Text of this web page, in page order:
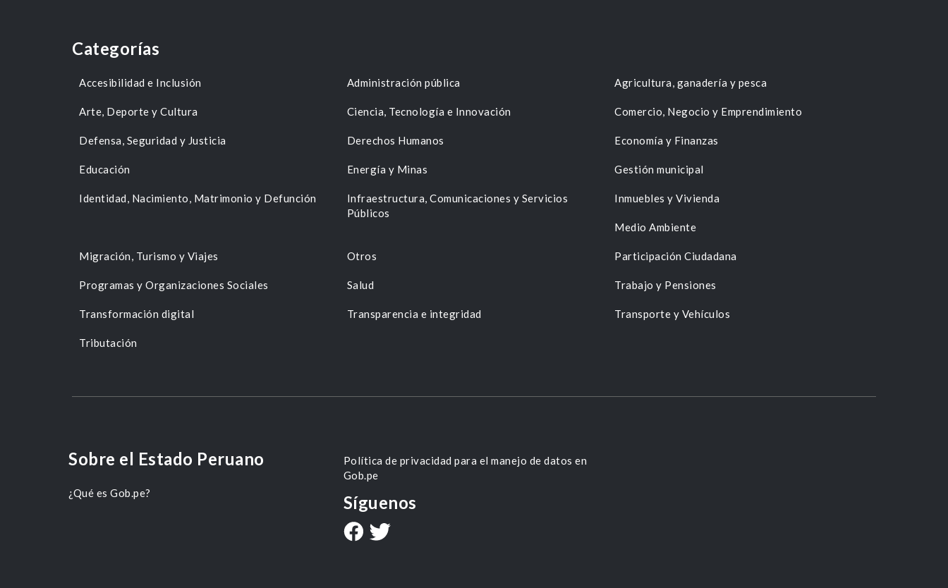
Categorías
Accesibilidad e Inclusión Administración pública Agricultura, ganadería y pesca
Arte, Deporte y Cultura Ciencia, Tecnología e Innovación Comercio, Negocio y Emprendimiento
Defensa, Seguridad y Justicia Derechos Humanos Economía y Finanzas
Educación Energía y Minas Gestión municipal
Identidad, Nacimiento, Matrimonio y Defunción
Infraestructura, Comunicaciones y Servicios
Públicos
Inmuebles y Vivienda
Medio Ambiente
Migración, Turismo y Viajes Otros Participación Ciudadana
Programas y Organizaciones Sociales Salud Trabajo y Pensiones
Transformación digital Transparencia e integridad Transporte y Vehículos
Tributación
Sobre el Estado Peruano
¿Qué es Gob.pe?
Política de privacidad para el manejo de datos en
Gob.pe
Síguenos